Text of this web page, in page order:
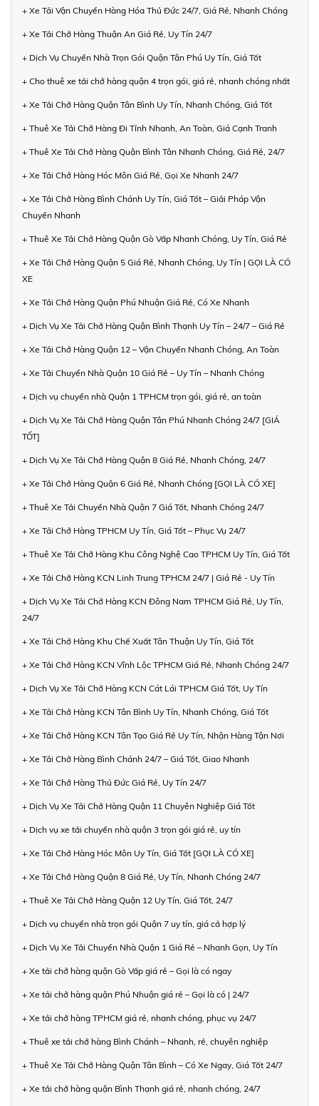
+ Xe Tải Vận Chuyển Hàng Hóa Thủ Đức 24/7, Giá Rẻ, Nhanh Chóng
+ Xe Tải Chở Hàng Thuận An Giá Rẻ, Uy Tín 24/7
+ Dịch Vụ Chuyển Nhà Trọn Gói Quận Tân Phú Uy Tín, Giá Tốt
+ Cho thuê xe tải chở hàng quận 4 trọn gói, giá rẻ, nhanh chóng nhất
+ Xe Tải Chở Hàng Quận Tân Bình Uy Tín, Nhanh Chóng, Giá Tốt
+ Thuê Xe Tải Chở Hàng Đi Tỉnh Nhanh, An Toàn, Giá Cạnh Tranh
+ Thuê Xe Tải Chở Hàng Quận Bình Tân Nhanh Chóng, Giá Rẻ, 24/7
+ Xe Tải Chở Hàng Hóc Môn Giá Rẻ, Gọi Xe Nhanh 24/7
+ Xe Tải Chở Hàng Bình Chánh Uy Tín, Giá Tốt – Giải Pháp Vận
Chuyển Nhanh
+ Thuê Xe Tải Chở Hàng Quận Gò Vấp Nhanh Chóng, Uy Tín, Giá Rẻ
+ Xe Tải Chở Hàng Quận 5 Giá Rẻ, Nhanh Chóng, Uy Tín | GỌI LÀ CÓ
XE
+ Xe Tải Chở Hàng Quận Phú Nhuận Giá Rẻ, Có Xe Nhanh
+ Dịch Vụ Xe Tải Chở Hàng Quận Bình Thạnh Uy Tín – 24/7 – Giá Rẻ
+ Xe Tải Chở Hàng Quận 12 – Vận Chuyển Nhanh Chóng, An Toàn
+ Xe Tải Chuyển Nhà Quận 10 Giá Rẻ – Uy Tín – Nhanh Chóng
+ Dịch vụ chuyển nhà Quận 1 TPHCM trọn gói, giá rẻ, an toàn
+ Dịch Vụ Xe Tải Chở Hàng Quận Tân Phú Nhanh Chóng 24/7 [GIÁ
TỐT]
+ Dịch Vụ Xe Tải Chở Hàng Quận 8 Giá Rẻ, Nhanh Chóng, 24/7
+ Xe Tải Chở Hàng Quận 6 Giá Rẻ, Nhanh Chóng [GỌI LÀ CÓ XE]
+ Thuê Xe Tải Chuyển Nhà Quận 7 Giá Tốt, Nhanh Chóng 24/7
+ Xe Tải Chở Hàng TPHCM Uy Tín, Giá Tốt – Phục Vụ 24/7
+ Thuê Xe Tải Chở Hàng Khu Công Nghệ Cao TPHCM Uy Tín, Giá Tốt
+ Xe Tải Chở Hàng KCN Linh Trung TPHCM 24/7 | Giá Rẻ - Uy Tín
+ Dịch Vụ Xe Tải Chở Hàng KCN Đông Nam TPHCM Giá Rẻ, Uy Tín,
24/7
+ Xe Tải Chở Hàng Khu Chế Xuất Tân Thuận Uy Tín, Giá Tốt
+ Xe Tải Chở Hàng KCN Vĩnh Lộc TPHCM Giá Rẻ, Nhanh Chóng 24/7
+ Dịch Vụ Xe Tải Chở Hàng KCN Cát Lái TPHCM Giá Tốt, Uy Tín
+ Xe Tải Chở Hàng KCN Tân Bình Uy Tín, Nhanh Chóng, Giá Tốt
+ Xe Tải Chở Hàng KCN Tân Tạo Giá Rẻ Uy Tín, Nhận Hàng Tận Nơi
+ Xe Tải Chở Hàng Bình Chánh 24/7 – Giá Tốt, Giao Nhanh
+ Xe Tải Chở Hàng Thủ Đức Giá Rẻ, Uy Tín 24/7
+ Dịch Vụ Xe Tải Chở Hàng Quận 11 Chuyên Nghiệp Giá Tốt
+ Dịch vụ xe tải chuyển nhà quận 3 trọn gói giá rẻ, uy tín
+ Xe Tải Chở Hàng Hóc Môn Uy Tín, Giá Tốt [GỌI LÀ CÓ XE]
+ Xe Tải Chở Hàng Quận 8 Giá Rẻ, Uy Tín, Nhanh Chóng 24/7
+ Thuê Xe Tải Chở Hàng Quận 12 Uy Tín, Giá Tốt, 24/7
+ Dịch vụ chuyển nhà trọn gói Quận 7 uy tín, giá cả hợp lý
+ Dịch Vụ Xe Tải Chuyển Nhà Quận 1 Giá Rẻ – Nhanh Gọn, Uy Tín
+ Xe tải chở hàng quận Gò Vấp giá rẻ – Gọi là có ngay
+ Xe tải chở hàng quận Phú Nhuận giá rẻ – Gọi là có | 24/7
+ Xe tải chở hàng TPHCM giá rẻ, nhanh chóng, phục vụ 24/7
+ Thuê xe tải chở hàng Bình Chánh – Nhanh, rẻ, chuyên nghiệp
+ Thuê Xe Tải Chở Hàng Quận Tân Bình – Có Xe Ngay, Giá Tốt 24/7
+ Xe tải chở hàng quận Bình Thạnh giá rẻ, nhanh chóng, 24/7